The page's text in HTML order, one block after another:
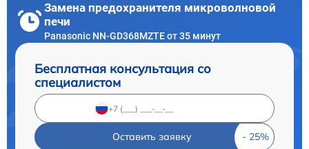
Замена предохранителя микроволновой
печи
Panasonic NN-GD368MZTE от 35 минут
Бесплатная консультация со
специалистом
Оставить заявку